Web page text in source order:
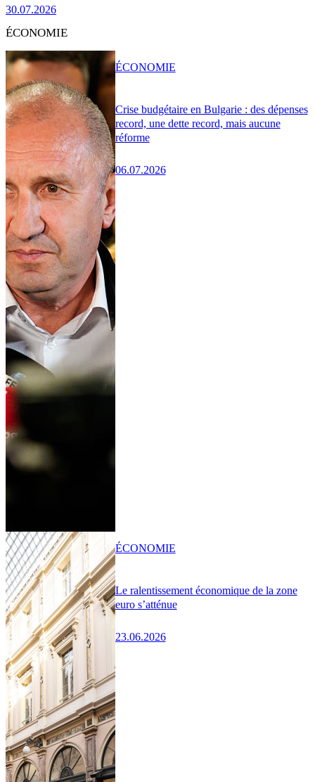
30.07.2026
ÉCONOMIE
Crise budgétaire en Bulgarie : des dépenses
record, une dette record, mais aucune
réforme
06.07.2026
ÉCONOMIE
Le ralentissement économique de la zone
euro s’atténue
23.06.2026
ÉCONOMIE